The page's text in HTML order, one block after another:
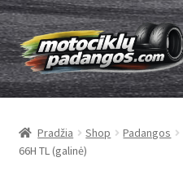
Pereiti
prie
meniu
Pereiti
prie
turinio
Padangos
Kameros
Pradžia Shop Padangos
66H TL (galinė)